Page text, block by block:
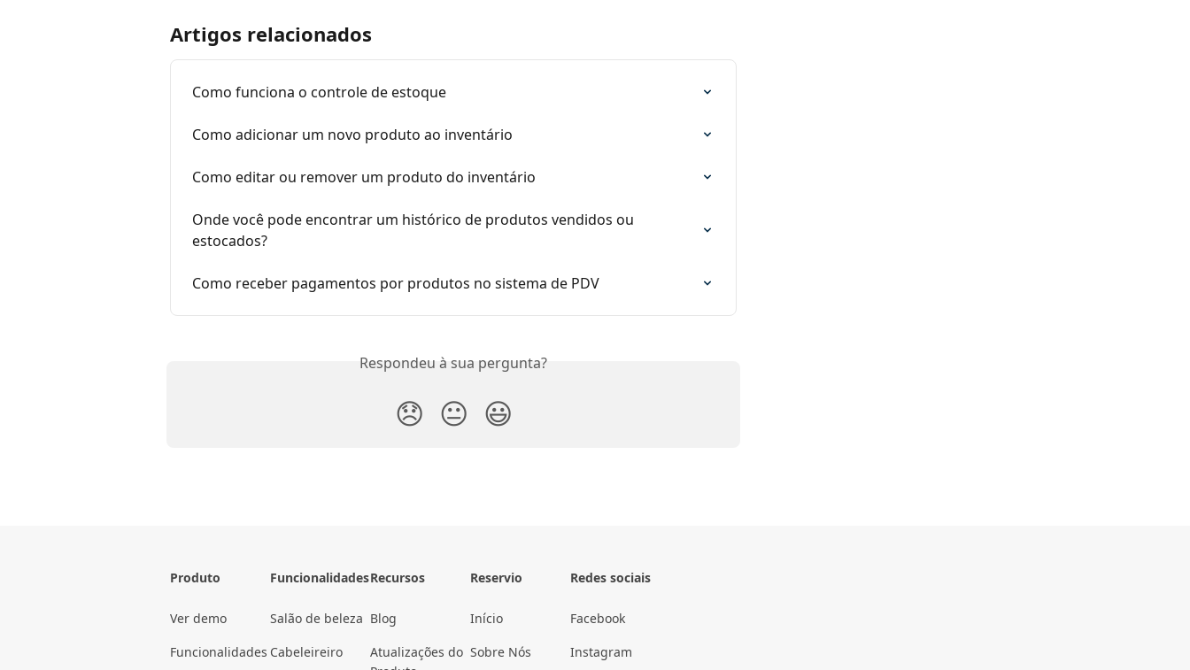
Artigos relacionados
Como funciona o controle de estoque
Como adicionar um novo produto ao inventário
Como editar ou remover um produto do inventário
Onde você pode encontrar um histórico de produtos vendidos ou
estocados?
Como receber pagamentos por produtos no sistema de PDV
Respondeu à sua pergunta?
😞 😐 😃
Produto
Ver demo
Funcionalidades
Funcionalidades
Salão de beleza
Cabeleireiro
Recursos
Blog
Atualizações do
Reservio
Início
Sobre Nós
Redes sociais
Facebook
Instagram